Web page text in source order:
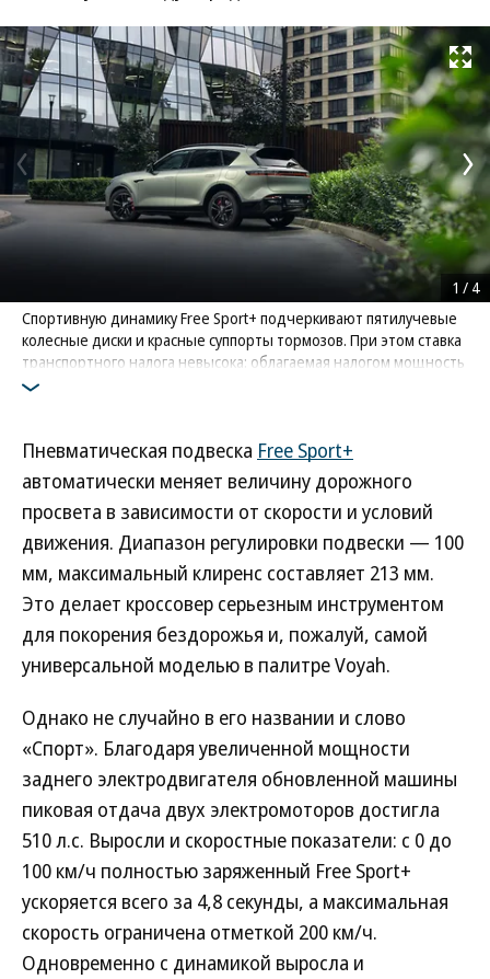
Развернуть
Спортивную динамику Free Sport+ подчеркивают пятилучевые
колесные диски и красные суппорты тормозов. При этом ставка
транспортного налога невысока: облагаемая налогом мощность
этого последовательного гибрида — всего 224 л.с.
1 / 4
Пневматическая подвеска Free Sport+
автоматически меняет величину дорожного
просвета в зависимости от скорости и условий
движения. Диапазон регулировки подвески — 100
мм, максимальный клиренс составляет 213 мм.
Это делает кроссовер серьезным инструментом
для покорения бездорожья и, пожалуй, самой
универсальной моделью в палитре Voyah.
Однако не случайно в его названии и слово
«Спорт». Благодаря увеличенной мощности
заднего электродвигателя обновленной машины
пиковая отдача двух электромоторов достигла
510 л.с. Выросли и скоростные показатели: с 0 до
100 км/ч полностью заряженный Free Sport+
ускоряется всего за 4,8 секунды, а максимальная
скорость ограничена отметкой 200 км/ч.
Одновременно с динамикой выросла и